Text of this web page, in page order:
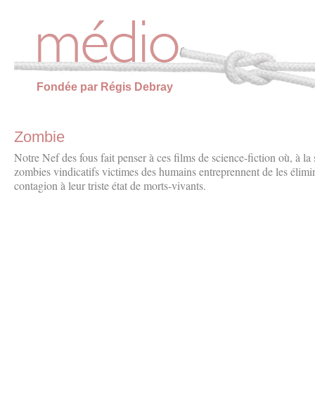
Fondée par Régis Debray
Zombie
Notre Nef des fous fait penser à ces films de science-fiction où, à la
zombies vindicatifs victimes des humains entreprennent de les
contagion à leur triste état de morts-vivants.